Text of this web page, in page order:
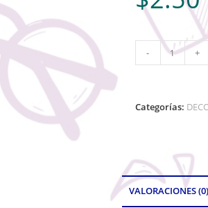
- +
Categorías:
VALORACIONES (0)